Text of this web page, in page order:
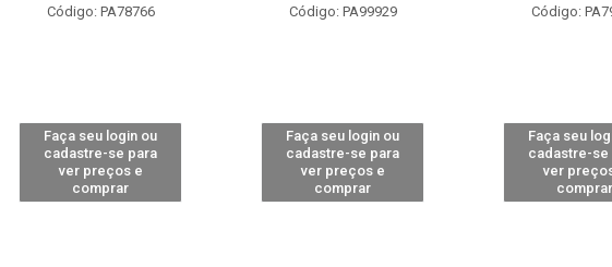
Código: PA78766
Faça seu login ou
cadastre-se para
ver preços e
comprar
Código: PA99929
Faça seu login ou
cadastre-se para
ver preços e
comprar
Código:
Faça seu
cadastre-se
ver
comprar